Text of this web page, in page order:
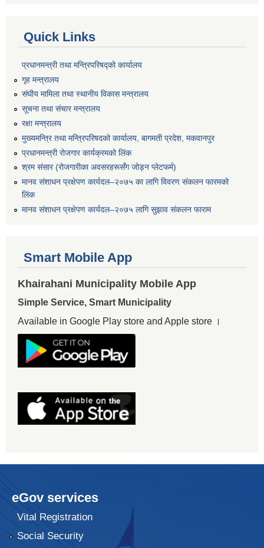
Quick Links
प्रधानमन्त्री तथा मन्त्रिपरिषद्को कार्यालय
गृह मन्त्रालय
संघीय मामिला तथा स्थानीय विकास मन्त्रालय
सूचना तथा संचार मन्त्रालय
रक्षा मन्त्रालय
मुख्यमन्त्रि तथा मन्त्रिपरिषदको कार्यालय, बागमती प्रदेश, मकवानपुर
प्रधानमन्त्री रोजगार कार्यक्रमको लिंक
श्रम संसार (रोजगारीका अवसरहरूसँग जोड्न प्लेटफर्म)
मानव संशाधन प्रक्षेपण कार्यदल–२०७५ का लागि विवरण संकलन फारमको
लिंक
मानव संशाधन प्रक्षेपण कार्यदल–२०७५ लागि सुझाव संकलन फाराम
Smart Mobile App
Khairahani Municipality Mobile App
Simple Service, Smart Municipality
Available in Google Play store and Apple store ।
eGov services
Vital Registration
Social Security